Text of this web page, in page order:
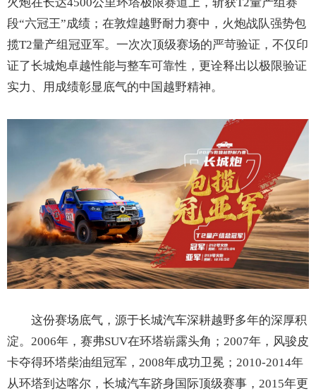
火炮在长达4500公里环塔极限赛道上，斩获T2量产组赛
段“六冠王”成绩；在敦煌越野耐力赛中，火炮战队强势包
揽T2量产组冠亚军。一次次顶级赛场的严苛验证，不仅印
证了长城炮卓越性能与整车可靠性，更诠释出以极限验证
实力、用成绩彰显底气的中国越野精神。
这份赛场底气，源于长城汽车深耕越野多年的深厚积
淀。2006年，赛弗SUV在环塔崭露头角；2007年，风骏皮
卡夺得环塔柴油组冠军，2008年成功卫冕；2010-2014年
从环塔到达喀尔，长城汽车跻身国际顶级赛事，2015年更